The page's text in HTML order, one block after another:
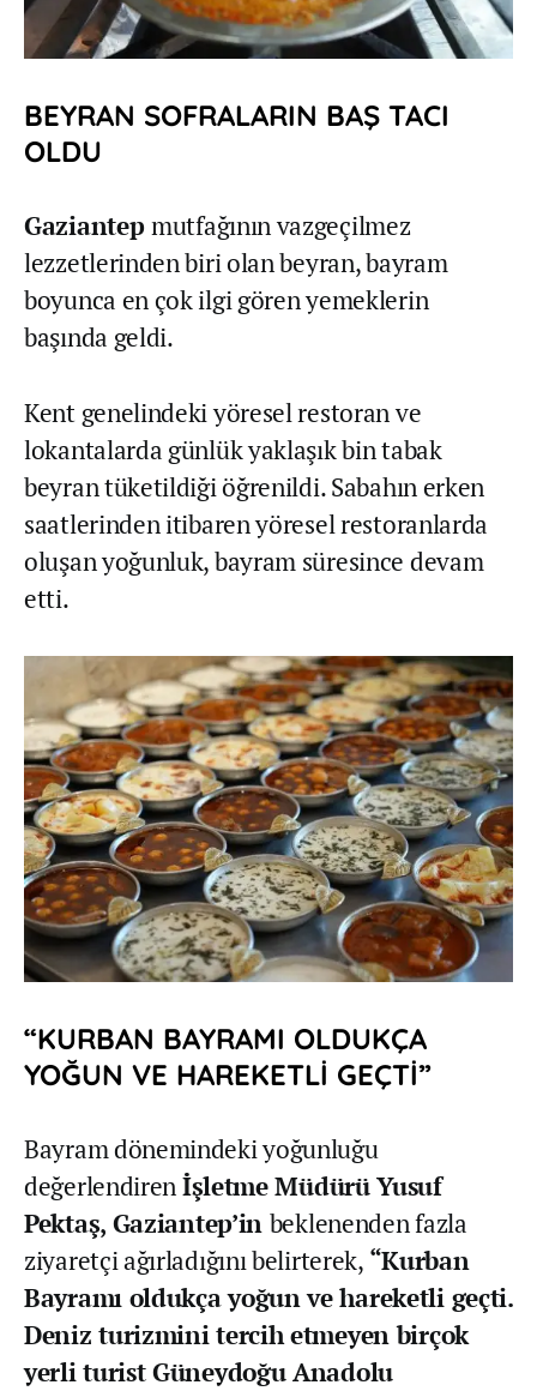
BEYRAN SOFRALARIN BAŞ TACI
OLDU
Gaziantepmutfağının vazgeçilmez
lezzetlerinden biri olan beyran, bayram
boyunca en çok ilgi gören yemeklerin
başında geldi.
Kent genelindeki yöresel restoran ve
lokantalarda günlük yaklaşık bin tabak
beyran tüketildiği öğrenildi. Sabahın erken
saatlerinden itibaren yöresel restoranlarda
oluşan yoğunluk, bayram süresince devam
etti.
“KURBAN BAYRAMI OLDUKÇA
YOĞUN VE HAREKETLİ GEÇTİ”
Bayram dönemindeki yoğunluğu
değerlendirenİşletme Müdürü Yusuf
Pektaş, Gaziantep’in beklenenden fazla
ziyaretçi ağırladığını belirterek, “Kurban
Bayramı oldukça yoğun ve hareketli geçti.
Deniz turizmini tercih etmeyen birçok
yerli turist Güneydoğu Anadolu